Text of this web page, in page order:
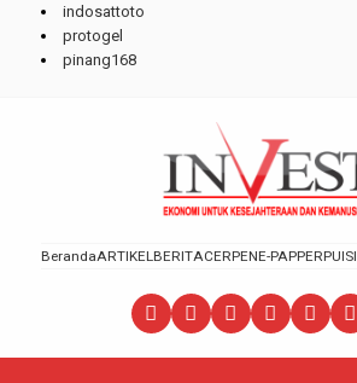
indosattoto
protogel
pinang168
BerandaARTIKELBERITACERPENE-PAPPERPUISI